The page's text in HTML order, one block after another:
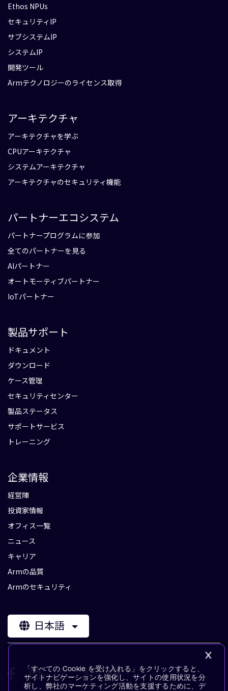
Ethos NPUs
セキュリティIP
サブシステムIP
システムIP
開発ツール
Armテクノロジーのライセンス取得
アーキテクチャ
アーキテクチャを学ぶ
CPUアーキテクチャ
システムアーキテクチャ
アーキテクチャのセキュリティ機能
パートナーエコシステム
パートナープログラムに参加
全てのパートナーを見る
AIパートナー
オートモーティブパートナー
IoTパートナー
製品サポート
ドキュメント
ダウンロード
ケース管理
セキュリティセンター
製品ステータス
サポートサービス
トレーニング
企業情報
経営陣
投資家情報
オフィス一覧
ニュース
キャリア
Armの品質
Armのセキュリティ
日本語
「すべての Cookie を受け入れる」をクリックすると、
サイトナビゲーションを強化し、サイトの使用状況を分
析し、弊社のマーケティング活動を支援するために、デ